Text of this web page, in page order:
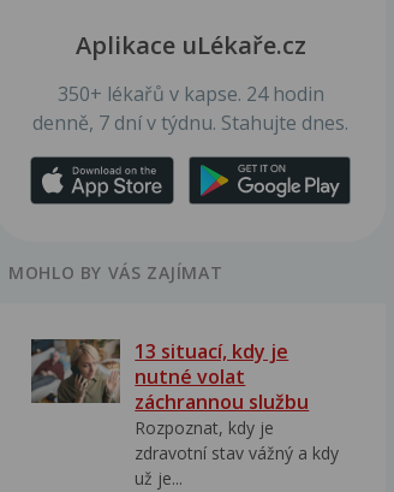
Aplikace uLékaře.cz
350+ lékařů v kapse. 24 hodin
denně, 7 dní v týdnu. Stahujte dnes.
MOHLO BY VÁS ZAJÍMAT
13 situací, kdy je
nutné volat
záchrannou službu
Rozpoznat, kdy je
zdravotní stav vážný a kdy
už je...